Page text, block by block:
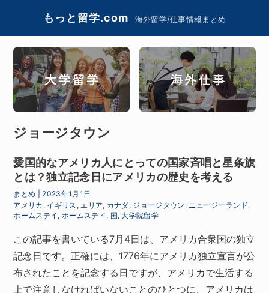
もっと留学.com 海外留学/仕事情報まとめ
ジョージタウン
愛国的なアメリカ人にとっての国家斉唱と星条旗
とは？独立記念日にアメリカの歴史を考える
まとめ
2023年1月1日
アメリカ , イギリス , エリア, カナダ, ジョージタウン , ニュージーランド,
ホームステイ , ホームステイ , 国,大学院留学
この記事を書いている7月4日は、アメリカ合衆国の独立
記念日です。正確には、1776年にアメリカ独立宣言が公
布されたことを記念する日ですが、アメリカで生活する
上で注意しなければいないことのひとつに、アメリカは